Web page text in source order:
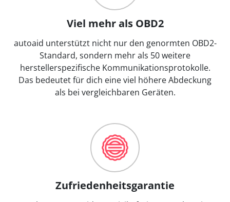
Viel mehr als OBD2
autoaid unterstützt nicht nur den genormten OBD2-
Standard, sondern mehr als 50 weitere
herstellerspezifische Kommunikationsprotokolle.
Das bedeutet für dich eine viel höhere Abdeckung
als bei vergleichbaren Geräten.
Zufriedenheitsgarantie